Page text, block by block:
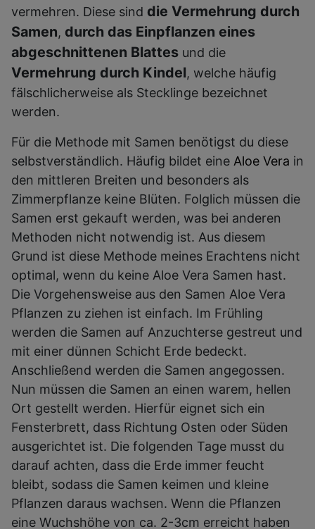
vermehren. Diese sind die Vermehrung durch
Samen, durch das Einpflanzen eines
abgeschnittenen Blattes und die
Vermehrung durch Kindel, welche häufig
fälschlicherweise als Stecklinge bezeichnet
werden.
Für die Methode mit Samen benötigst du diese
selbstverständlich. Häufig bildet eine Aloe Vera in
den mittleren Breiten und besonders als
Zimmerpflanze keine Blüten. Folglich müssen die
Samen erst gekauft werden, was bei anderen
Methoden nicht notwendig ist. Aus diesem
Grund ist diese Methode meines Erachtens nicht
optimal, wenn du keine Aloe Vera Samen hast.
Die Vorgehensweise aus den Samen Aloe Vera
Pflanzen zu ziehen ist einfach. Im Frühling
werden die Samen auf Anzuchterse gestreut und
mit einer dünnen Schicht Erde bedeckt.
Anschließend werden die Samen angegossen.
Nun müssen die Samen an einen warem, hellen
Ort gestellt werden. Hierfür eignet sich ein
Fensterbrett, dass Richtung Osten oder Süden
ausgerichtet ist. Die folgenden Tage musst du
darauf achten, dass die Erde immer feucht
bleibt, sodass die Samen keimen und kleine
Pflanzen daraus wachsen. Wenn die Pflanzen
eine Wuchshöhe von ca. 2-3cm erreicht haben